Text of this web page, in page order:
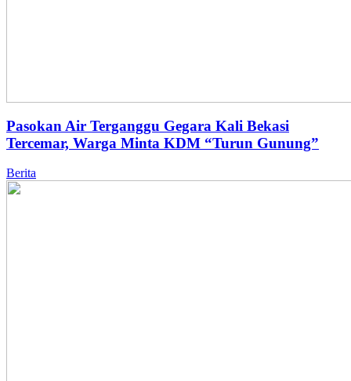
Pasokan Air Terganggu Gegara Kali Bekasi
Tercemar, Warga Minta KDM “Turun Gunung”
Berita